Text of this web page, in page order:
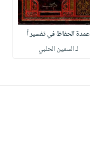
عمدة الحفاظ في تفسير أ
لـ السمين الحلبي